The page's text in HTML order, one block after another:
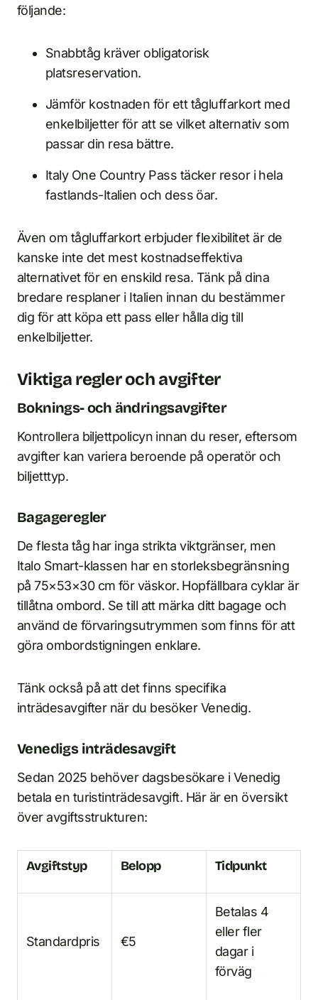
följande:
Snabbtåg kräver obligatorisk
platsreservation.
Jämför kostnaden för ett tågluffarkort med
enkelbiljetter för att se vilket alternativ som
passar din resa bättre.
Italy One Country Pass täcker resor i hela
fastlands-Italien och dess öar.
Även om tågluffarkort erbjuder flexibilitet är de
kanske inte det mest kostnadseffektiva
alternativet för en enskild resa. Tänk på dina
bredare resplaner i Italien innan du bestämmer
dig för att köpa ett pass eller hålla dig till
enkelbiljetter.
Viktiga regler och avgifter
Boknings- och ändringsavgifter
Kontrollera biljettpolicyn innan du reser, eftersom
avgifter kan variera beroende på operatör och
biljetttyp.
Bagageregler
De flesta tåg har inga strikta viktgränser, men
Italo Smart-klassen har en storleksbegränsning
på 75×53×30 cm för väskor. Hopfällbara cyklar är
tillåtna ombord. Se till att märka ditt bagage och
använd de förvaringsutrymmen som finns för att
göra ombordstigningen enklare.
Tänk också på att det finns specifika
inträdesavgifter när du besöker Venedig.
Venedigs inträdesavgift
Sedan 2025 behöver dagsbesökare i Venedig
betala en turistinträdesavgift. Här är en översikt
över avgiftsstrukturen:
Avgiftstyp Belopp Tidpunkt
Standardpris €5
Betalas 4
eller fler
dagar i
förväg